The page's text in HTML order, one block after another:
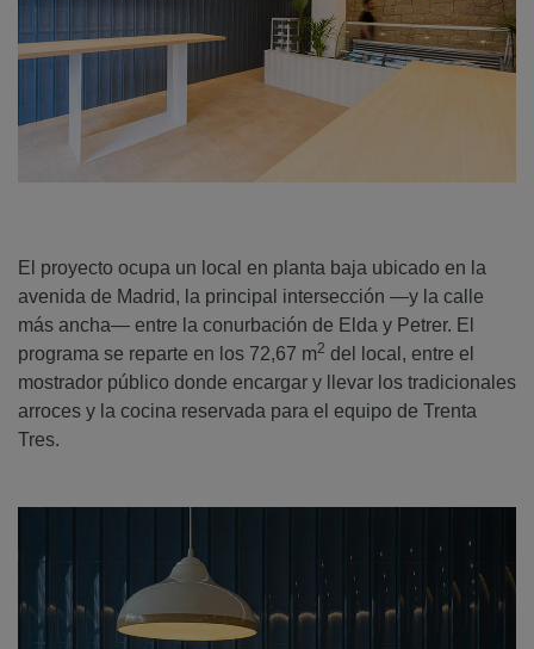
El proyecto ocupa un local en planta baja ubicado en la
avenida de Madrid, la principal intersección —y la calle
más ancha— entre la conurbación de Elda y Petrer. El
programa se reparte en los 72,67 m2 del local, entre el
mostrador público donde encargar y llevar los tradicionales
arroces y la cocina reservada para el equipo de Trenta
Tres.